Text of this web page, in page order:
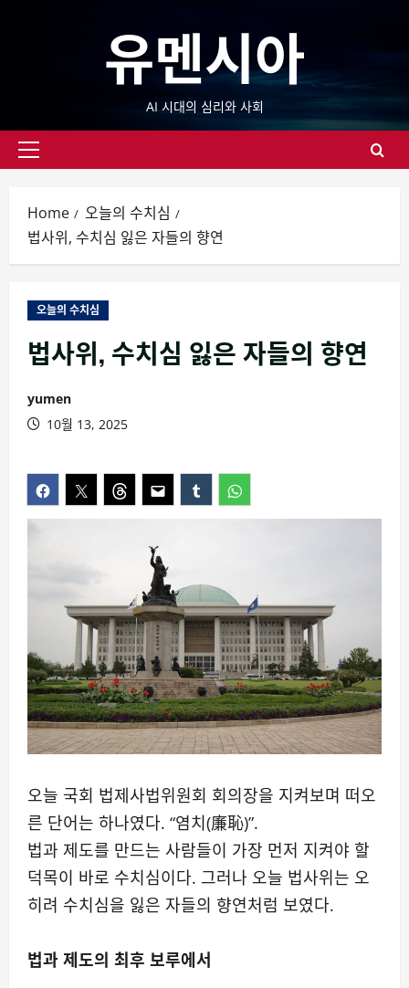
유멘시아
AI 시대의 심리와 사회
Primary
Home
오늘의 수치심
법사위, 수치심 잃은 자들의 향연
오늘의 수치심
법사위, 수치심 잃은 자들의 향연
yumen
10월 13, 2025
오늘 국회 법제사법위원회 회의장을 지켜보며 떠오
른 단어는 하나였다. “염치(廉恥)”.
법과 제도를 만드는 사람들이 가장 먼저 지켜야 할
덕목이 바로 수치심이다. 그러나 오늘 법사위는 오
히려 수치심을 잃은 자들의 향연처럼 보였다.
법과 제도의 최후 보루에서